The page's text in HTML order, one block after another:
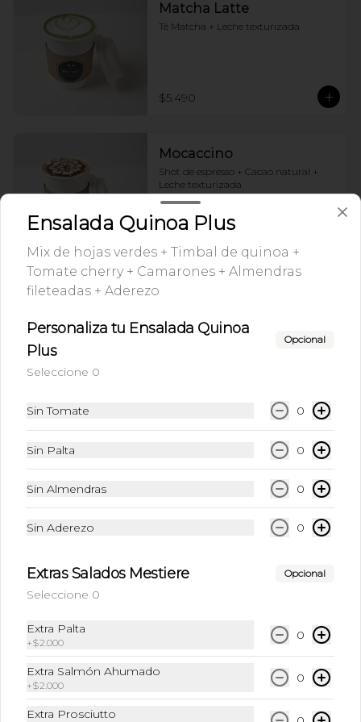
Matcha Latte
Té Matcha + Leche texturizada
$5.490
Mocaccino
Shot de espresso + Cacao natural +
Leche texturizada
$4.990
Mocca After Eight
Leche texturizada + syrup de menta
Shot de Espresso + Chocolate blanco +
$3.590
Ensalada Quinoa Plus
Mix de hojas verdes + Timbal de quinoa +
Tomate cherry + Camarones + Almendras
fileteadas + Aderezo
Personaliza tu Ensalada Quinoa
Plus
Opcional
Seleccione 0
Sin Tomate 0
Sin Palta 0
Sin Almendras 0
Sin Aderezo 0
Extras Salados Mestiere Opcional
Seleccione 0
Extra Palta
+$2.000
0
Extra Salmón Ahumado
+$2.000
0
Extra Prosciutto